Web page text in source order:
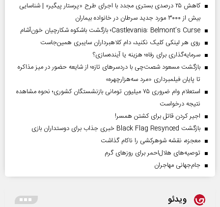
کاهش ۲۵ درصدی بستری مجدد با اجرای طرح «پرستار پیگیر» | شناسایی
بیش از ۳۰۰۰ مورد جدید سرطان در خانواده بیماران
Castlevania: Belmont’s Curse؛ بازگشت باشکوه شکارچیان خون‌آشام
روی هر لینکی کلیک نکنید، دام کلاهبرداران سایبری همین‌جاست
سرمایه‌گذاری برای رفاه؛ هزینه یا آینده‌سازی؟
بازگشت مسعود شصت‌چی با دردسر‌های تازه؛ از شایعه حضور در میز مذاکره
تا پایان فیلمبرداری «مرد سه‌هزارچهره»
استعلام وام ضروری ۷۵ میلیون تومانی بازنشستگان کشوری؛ نحوه مشاهده
نتیجه درخواست
اجیر کردن قاتل برای کشتن همسر!
بازگشت Black Flag Resynced خبری جذاب برای دوستداران بازی
معجزه، نقشه شوهرکشی را ناکام گذاشت
توصیه‌های هلال‌احمر برای روز‌های گرم
جام‌جهانی مهاجران
ویدئو